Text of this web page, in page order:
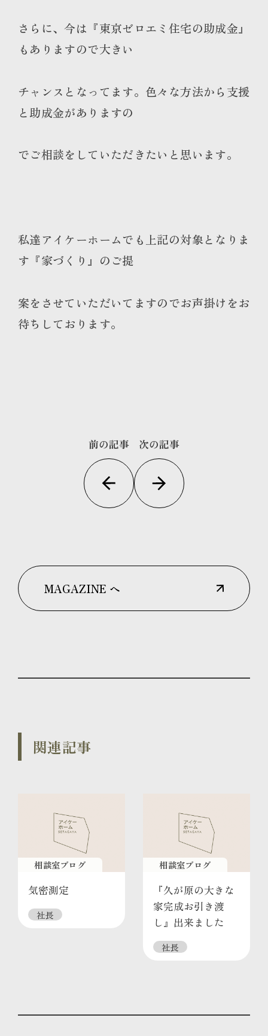
さらに、今は『東京ゼロエミ住宅の助成金』
もありますので大きい
チャンスとなってます。色々な方法から支援
と助成金がありますの
でご相談をしていただきたいと思います。
私達アイケーホームでも上記の対象となりま
す『家づくり』のご提
案をさせていただいてますのでお声掛けをお
待ちしております。
前の記事 次の記事
MAGAZINE へ
関連記事
相談室ブログ
気密測定
社長
相談室ブログ
『久が原の大きな
家完成お引き渡
し』出来ました
社長